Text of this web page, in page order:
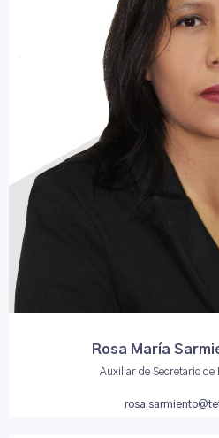
Rosa María
Auxiliar de Secretario de